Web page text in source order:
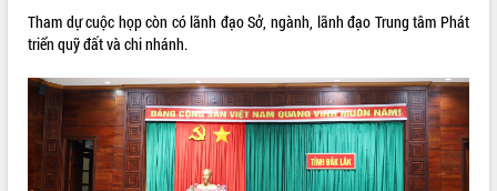
HỆ THỐNG VĂN BẢN
VĂN BẢN HĐND TỈNH
ĐIỂM TIN VĂN BẢN
QUY HOẠCH - KẾ HOẠCH
Tham dự cuộc họp còn có lãnh đạo Sở, ngành, lãnh đạo Trung tâm Phát
triển quỹ đất và chi nhánh.